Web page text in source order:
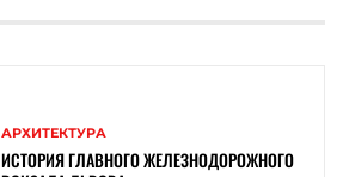
АРХИТЕКТУРА
ИСТОРИЯ ГЛАВНОГО ЖЕЛЕЗНОДОРОЖНОГО